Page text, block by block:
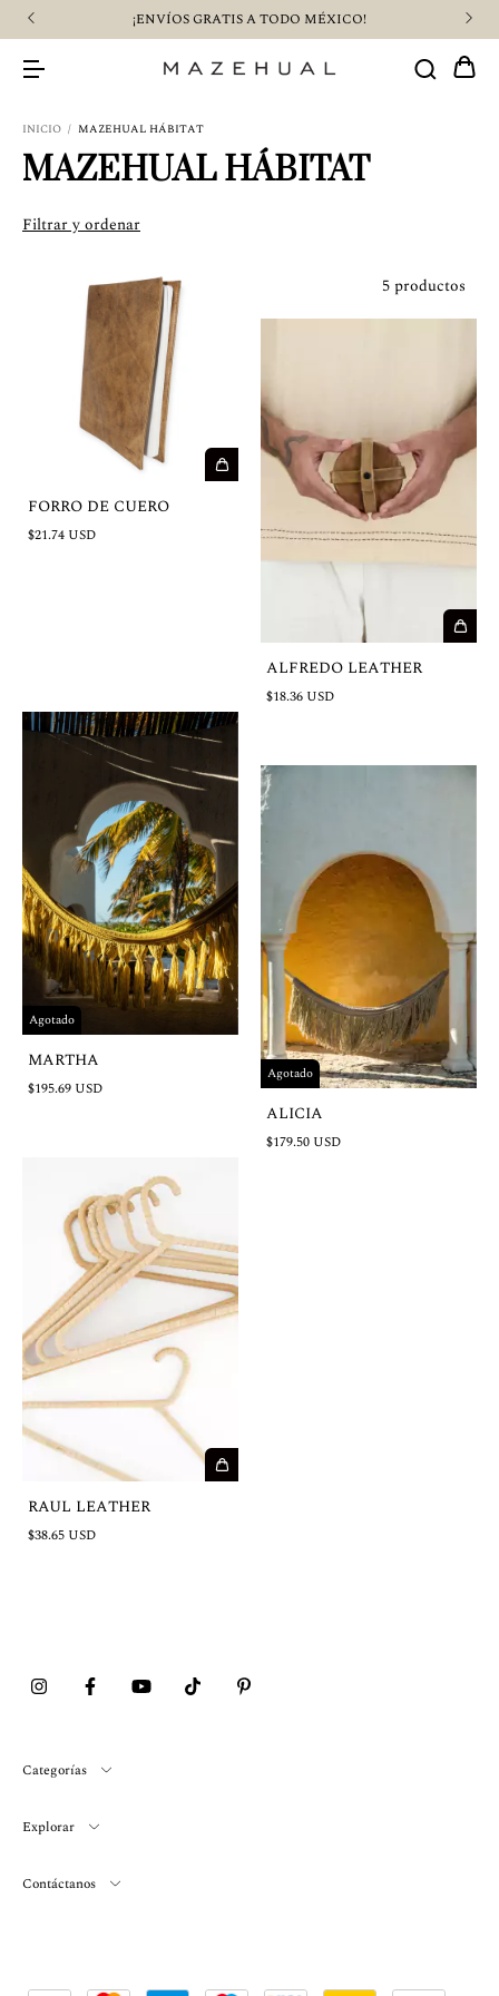
¡ENVÍOS GRATIS A TODO MÉXICO!
INICIO / MAZEHUAL HÁBITAT
MAZEHUAL HÁBITAT
Filtrar y ordenar
5 productos
FORRO DE CUERO
$21.74 USD
ALFREDO LEATHER
$18.36 USD
Agotado
MARTHA
$195.69 USD
Agotado
ALICIA
$179.50 USD
RAUL LEATHER
$38.65 USD
Categorías
Explorar
Contáctanos